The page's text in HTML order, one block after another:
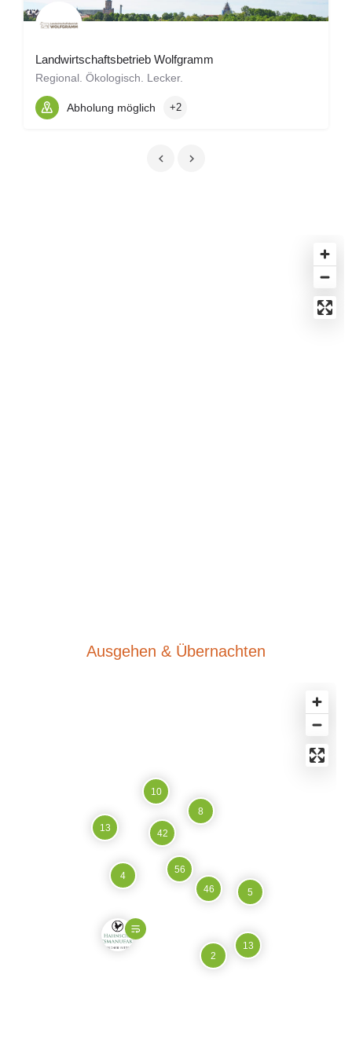
Landwirtschaftsbetrieb Wolfgramm
Regional. Ökologisch. Lecker.
Abholung möglich +2
Ausgehen & Übernachten
46
42
56
10
13
8
13
5
4
2